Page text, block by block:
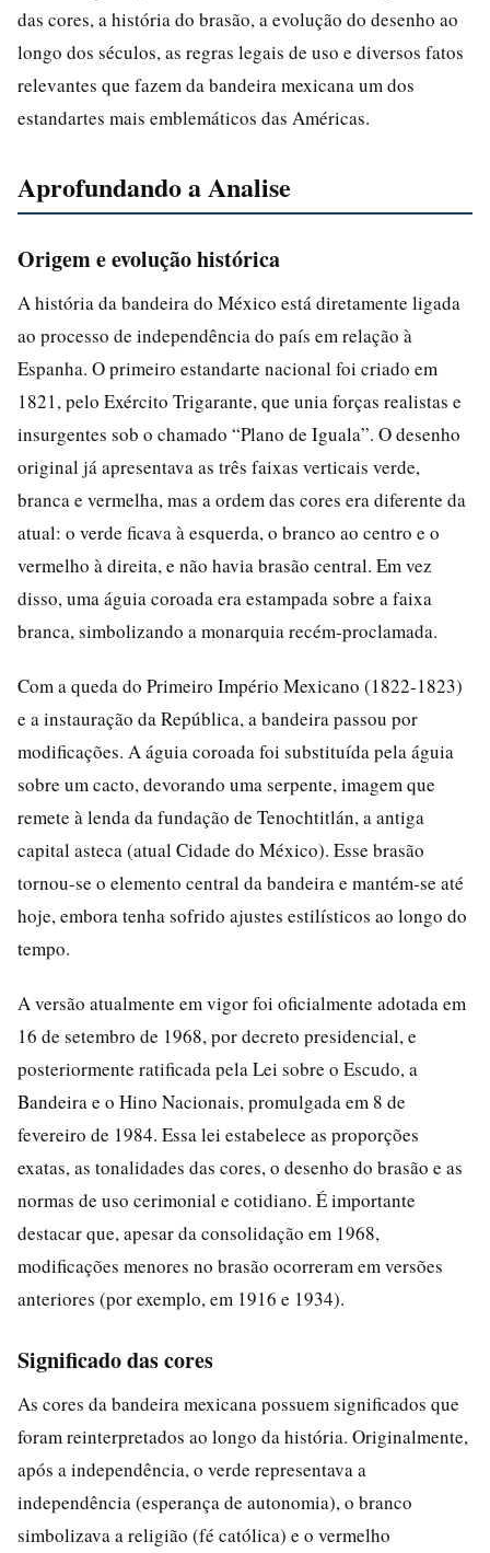
das cores, a história do brasão, a evolução do desenho ao
longo dos séculos, as regras legais de uso e diversos fatos
relevantes que fazem da bandeira mexicana um dos
estandartes mais emblemáticos das Américas.
Aprofundando a Analise
Origem e evolução histórica
A história da bandeira do México está diretamente ligada
ao processo de independência do país em relação à
Espanha. O primeiro estandarte nacional foi criado em
1821, pelo Exército Trigarante, que unia forças realistas e
insurgentes sob o chamado “Plano de Iguala”. O desenho
original já apresentava as três faixas verticais verde,
branca e vermelha, mas a ordem das cores era diferente da
atual: o verde ficava à esquerda, o branco ao centro e o
vermelho à direita, e não havia brasão central. Em vez
disso, uma águia coroada era estampada sobre a faixa
branca, simbolizando a monarquia recém-proclamada.
Com a queda do Primeiro Império Mexicano (1822-1823)
e a instauração da República, a bandeira passou por
modificações. A águia coroada foi substituída pela águia
sobre um cacto, devorando uma serpente, imagem que
remete à lenda da fundação de Tenochtitlán, a antiga
capital asteca (atual Cidade do México). Esse brasão
tornou-se o elemento central da bandeira e mantém-se até
hoje, embora tenha sofrido ajustes estilísticos ao longo do
tempo.
A versão atualmente em vigor foi oficialmente adotada em
16 de setembro de 1968, por decreto presidencial, e
posteriormente ratificada pela Lei sobre o Escudo, a
Bandeira e o Hino Nacionais, promulgada em 8 de
fevereiro de 1984. Essa lei estabelece as proporções
exatas, as tonalidades das cores, o desenho do brasão e as
normas de uso cerimonial e cotidiano. É importante
destacar que, apesar da consolidação em 1968,
modificações menores no brasão ocorreram em versões
anteriores (por exemplo, em 1916 e 1934).
Significado das cores
As cores da bandeira mexicana possuem significados que
foram reinterpretados ao longo da história. Originalmente,
após a independência, o verde representava a
independência (esperança de autonomia), o branco
simbolizava a religião (fé católica) e o vermelho